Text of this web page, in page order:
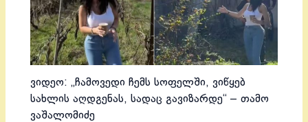
ვიდეო: „ჩამოვედი ჩემს სოფელში, ვიწყებ
სახლის აღდგენას, სადაც გავიზარდე“ – თამო
ვაშალომიძე